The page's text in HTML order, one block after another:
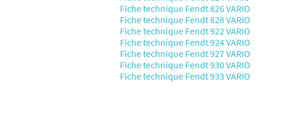
Fiche technique Fendt 826 VARIO
Fiche technique Fendt 828 VARIO
Fiche technique Fendt 922 VARIO
Fiche technique Fendt 924 VARIO
Fiche technique Fendt 927 VARIO
Fiche technique Fendt 930 VARIO
Fiche technique Fendt 933 VARIO